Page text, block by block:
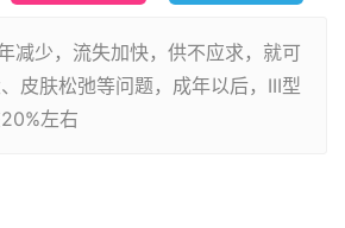
减少，流失加快，供不应求，就可
皮肤松弛等问题，成年以后，III型
左右